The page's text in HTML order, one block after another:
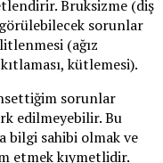
Bruksizme (diş
sorunlar
(ağız
kütlemesi).
sorunlar
edilmeyebilir. Bu
bilgi sahibi olmak ve
etmek kıymetlidir.